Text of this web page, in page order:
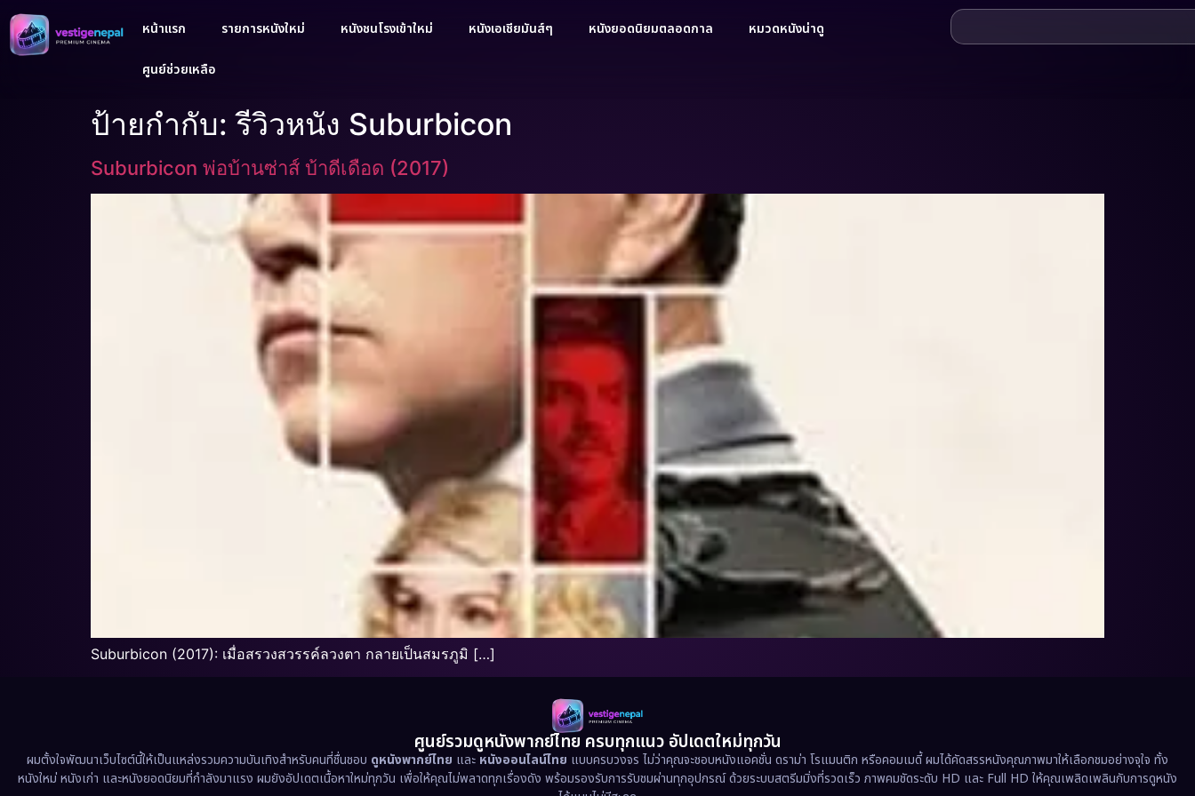
หน้าแรก รายการหนังใหม่ หนังชนโรงเข้าใหม่ หนังเอเชียมันส์ๆ หนังยอดนิยมตลอดกาล หมวดหนังน่าดู
ศูนย์ช่วยเหลือ
ป้ายกำกับ:รีวิวหนัง Suburbicon
Suburbicon พ่อบ้านซ่าส์ บ้าดีเดือด (2017)
Suburbicon (2017): เมื่อสรวงสวรรค์ลวงตา กลายเป็นสมรภูมิ […]
ศูนย์รวมดูหนังพากย์ไทย ครบทุกแนว อัปเดตใหม่ทุกวัน
ผมตั้งใจพัฒนาเว็บไซต์นี้ให้เป็นแหล่งรวมความบันเทิงสำหรับคนที่ชื่นชอบ ดูหนังพากย์ไทย และ หนังออนไลน์ไทย แบบครบวงจร ไม่ว่าคุณจะชอบหนังแอคชั่น ดราม่า โรแมนติก หรือคอมเมดี้ ผมได้คัดสรรหนังคุณภาพมาให้เลือกชมอย่างจุใจ ทั้ง
หนังใหม่ หนังเก่า และหนังยอดนิยมที่กำลังมาแรง ผมยังอัปเดตเนื้อหาใหม่ทุกวัน เพื่อให้คุณไม่พลาดทุกเรื่องดัง พร้อมรองรับการรับชมผ่านทุกอุปกรณ์ ด้วยระบบสตรีมมิ่งที่รวดเร็ว ภาพคมชัดระดับ HD และ Full HD ให้คุณเพลิดเพลินกับการดูหนัง